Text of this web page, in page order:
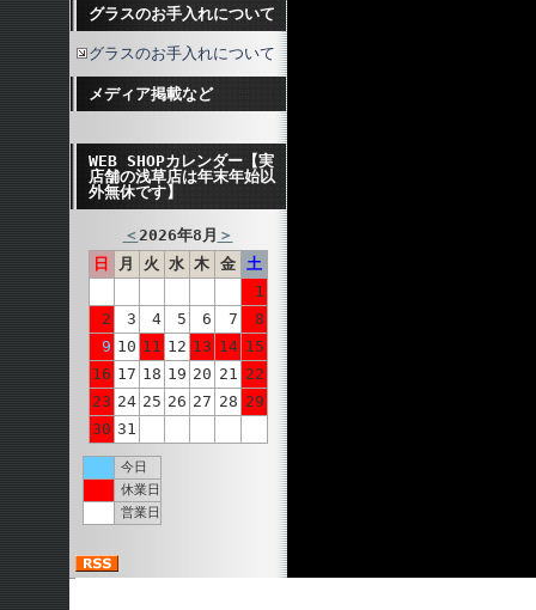
グラスのお手入れについて
グラスのお手入れについて
メディア掲載など
WEB SHOPカレンダー【実
店舗の浅草店は年末年始以
外無休です】
＜2026年8月 ＞
日
月 火 水 木 金
土
1
2
3 4 5 6 7
8
9 10 11 12 13 14 15
16 17 18 19 20 21 22
23 24 25 26 27 28 29
30 31
今日
休業日
営業日